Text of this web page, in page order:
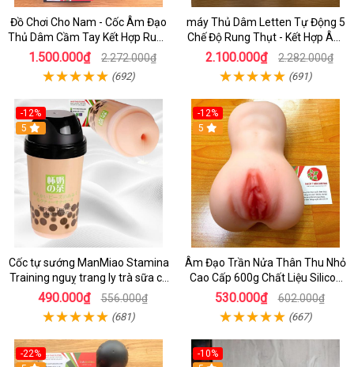
Đồ Chơi Cho Nam - Cốc Âm Đạo
Thủ Dâm Cầm Tay Kết Hợp Rung
Bú Mút Dương Vật Cho Nam Tự
Sướng Hiệu Quả
1.500.000₫ 2.272.000₫
(692)
máy Thủ Dâm Letten Tự Động 5
Chế Độ Rung Thụt - Kết Hợp Âm
Đạo Giả Rung Xoay Cao Cấp
2.100.000₫ 2.282.000₫
(691)
-12%
5
Cốc tự sướng ManMiao Stamina
Training nguỵ trang ly trà sữa có
hạt trân châu
490.000₫ 556.000₫
(681)
-12%
5
Âm Đạo Trần Nửa Thân Thu Nhỏ
Cao Cấp 600g Chất Liệu Silicon
Siêu Mềm - Nơi Bán Âm Đạo Giẩ
Thủ Đức .
530.000₫ 602.000₫
(667)
-22%
-10%